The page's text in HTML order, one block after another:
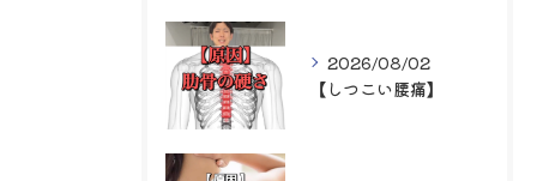
2026/08/02
【しつこい腰痛】